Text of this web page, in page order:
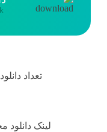
تعداد
لینک دانلود